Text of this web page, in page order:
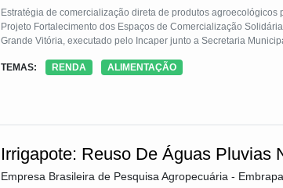
Estratégia de comercialização direta de produtos
Projeto Fortalecimento dos Espaços de Comercialização
Grande Vitória, executado pelo Incaper junto a Secretaria
TEMAS: RENDA ALIMENTAÇÃO
Irrigapote: Reuso De Águas Pluvias
Empresa Brasileira de Pesquisa Agropecuária -